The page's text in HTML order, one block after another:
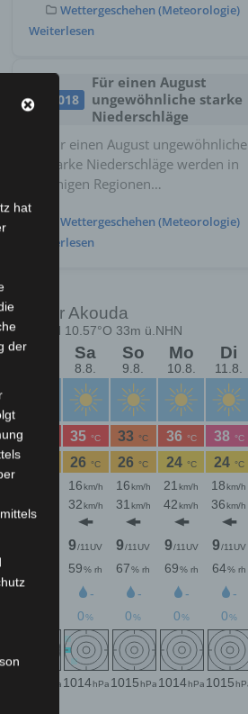
Wettergeschehen (Meteorologie)
Weiterlesen
2018
Für einen August
ungewöhnliche starke
Niederschläge
Für einen August ungewöhnliche
starke Niederschläge werden in
einigen Regionen…
Wettergeschehen (Meteorologie)
Weiterlesen
hat
der